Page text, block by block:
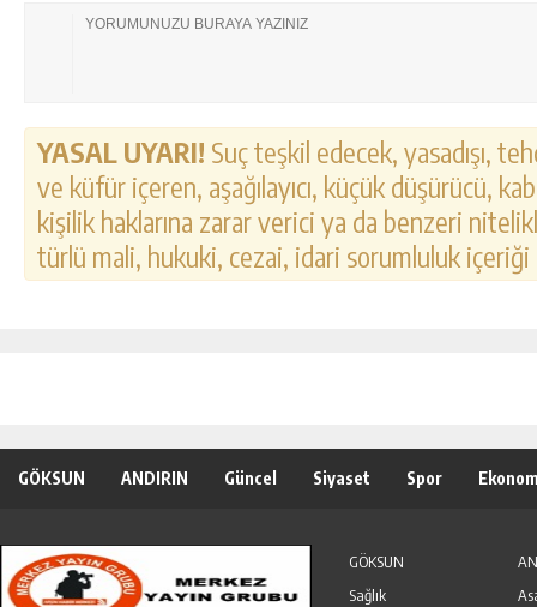
YASAL UYARI! Suç teşkil edecek, yasadışı,
ve küfür içeren, aşağılayıcı, küçük düşürücü,
kişilik haklarına zarar verici ya da benzeri
türlü mali, hukuki, cezai, idari sorumluluk
GÖKSUN ANDIRIN Güncel Siyaset Spor
GÖKSUN
Sağlık